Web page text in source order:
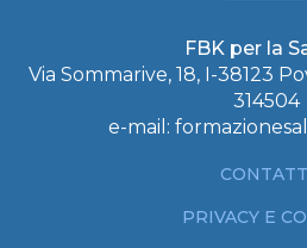
FBK per la
Via Sommarive, 18, I-38123
314504
e-mail:
PRIVACY E